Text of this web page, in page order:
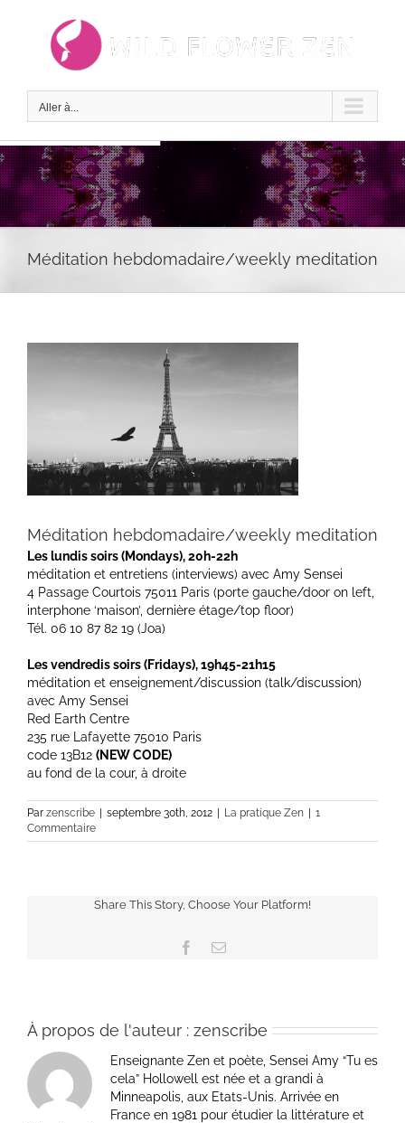
Aller à...
Méditation hebdomadaire/weekly meditation
Méditation hebdomadaire/weekly meditation
Les lundis soirs (Mondays), 20h-22h
méditation et entretiens (interviews) avec Amy Sensei
4 Passage Courtois 75011 Paris (porte gauche/door on left,
interphone ‘maison’, dernière étage/top floor)
Tél. 06 10 87 82 19 (Joa)
Les vendredis soirs (Fridays), 19h45-21h15
méditation et enseignement/discussion (talk/discussion)
avec Amy Sensei
Red Earth Centre
235 rue Lafayette 75010 Paris
code 13B12 (NEW CODE)
au fond de la cour, à droite
Par zenscribe | septembre 30th, 2012 | La pratique Zen | 1
Commentaire
Share This Story, Choose Your Platform!
Facebook
Email
À propos de l'auteur : zenscribe
Enseignante Zen et poète, Sensei Amy “Tu es
cela” Hollowell est née et a grandi à
Minneapolis, aux Etats-Unis. Arrivée en
France en 1981 pour étudier la littérature et